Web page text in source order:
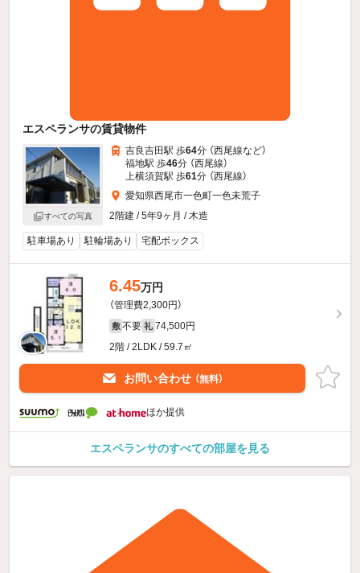
エスペランサの賃貸物件
すべての写真
吉良吉田駅 歩64分 （西尾線など）
福地駅 歩46分 （西尾線）
上横須賀駅 歩61分 （西尾線）
愛知県西尾市一色町一色未荒子
2階建 / 5年9ヶ月 / 木造
駐車場あり 駐輪場あり 宅配ボックス
6.45万円
（管理費2,300円）
敷 不要 礼 74,500円
2階 / 2LDK / 59.7㎡
お問い合わせ （無料）
ほか提供
エスペランサのすべての部屋を見る